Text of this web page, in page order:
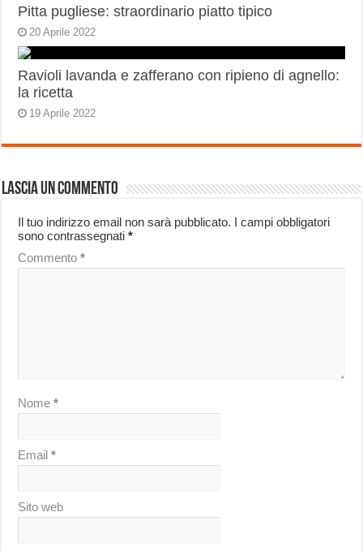
Pitta pugliese: straordinario piatto tipico
20 Aprile 2022
Ravioli lavanda e zafferano con ripieno di agnello:
la ricetta
19 Aprile 2022
Lascia un commento
Il tuo indirizzo email non sarà pubblicato. I campi obbligatori
sono contrassegnati*
Commento*
Nome*
Email*
Sito web